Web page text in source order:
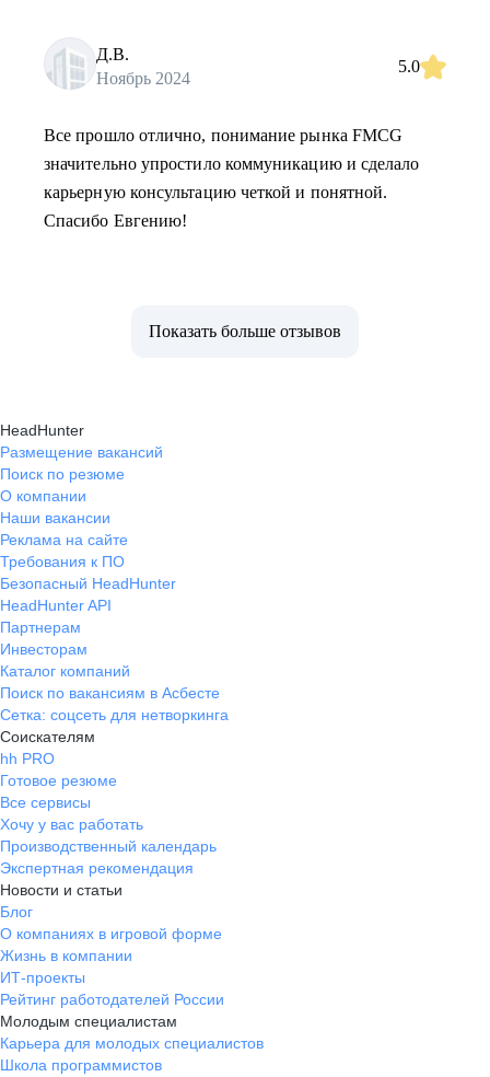
Д.В.
Ноябрь 2024
5.0
Все прошло отлично, понимание рынка FMCG
значительно упростило коммуникацию и сделало
карьерную консультацию четкой и понятной.
Спасибо Евгению!
Показать больше отзывов
HeadHunter
Размещение вакансий
Поиск по резюме
О компании
Наши вакансии
Реклама на сайте
Требования к ПО
Безопасный HeadHunter
HeadHunter API
Партнерам
Инвесторам
Каталог компаний
Поиск по вакансиям в Асбесте
Сетка: соцсеть для нетворкинга
Соискателям
hh PRO
Готовое резюме
Все сервисы
Хочу у вас работать
Производственный календарь
Экспертная рекомендация
Новости и статьи
Блог
О компаниях в игровой форме
Жизнь в компании
ИТ-проекты
Рейтинг работодателей России
Молодым специалистам
Карьера для молодых специалистов
Школа программистов